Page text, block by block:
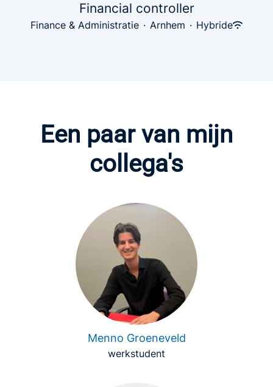
Financial controller
Finance & Administratie · Arnhem · Hybride
Een paar van mijn
collega's
Menno Groeneveld
werkstudent